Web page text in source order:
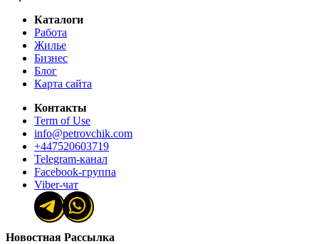
Каталоги
Работа
Жилье
Бизнес
Блог
Карта сайта
Контакты
Term of Use
info@petrovchik.com
+447520603719
Telegram-канал
Facebook-группа
Viber-чат
Новостная Рассылка